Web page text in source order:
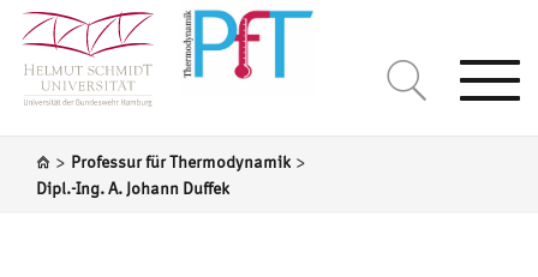
> Professur für Thermodynamik >
Dipl.-Ing. A. Johann Duffek